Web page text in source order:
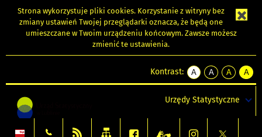
Strona wykorzystuje pliki cookies. Korzystanie z witryny bez
zmiany ustawień Twojej przeglądarki oznacza, że będą one
umieszczane w Twoim urządzeniu końcowym. Zawsze możesz
zmienić te ustawienia.
Kontrast:
A
kontrast
A
kontrast
tekst
czarnym
A
kontrast
tekst
czarnym
A
tekst
żółtym
Urzędy Statystyczne